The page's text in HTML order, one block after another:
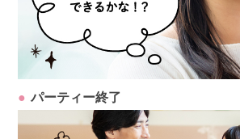
パーティー終了